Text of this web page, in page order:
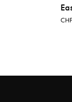
Les Gants de